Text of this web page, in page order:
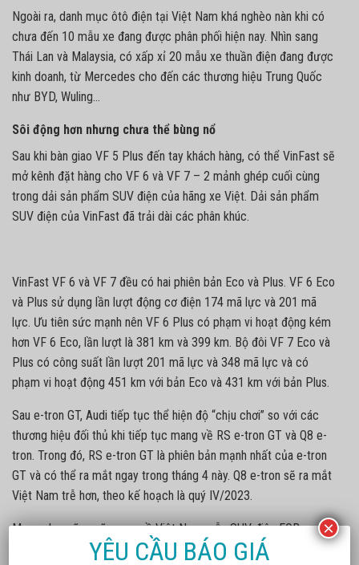
Ngoài ra, danh mục ôtô điện tại Việt Nam khá nghèo nàn khi có
chưa đến 10 mẫu xe đang được phân phối hiện nay. Nhìn sang
Thái Lan và Malaysia, có xấp xỉ 20 mẫu xe thuần điện đang được
kinh doanh, từ Mercedes cho đến các thương hiệu Trung Quốc
như BYD, Wuling…
Sôi động hơn nhưng chưa thể bùng nổ
Sau khi bàn giao VF 5 Plus đến tay khách hàng, có thể VinFast sẽ
mở kênh đặt hàng cho VF 6 và VF 7 – 2 mảnh ghép cuối cùng
trong dải sản phẩm SUV điện của hãng xe Việt. Dải sản phẩm
SUV điện của VinFast đã trải dài các phân khúc.
VinFast VF 6 và VF 7 đều có hai phiên bản Eco và Plus. VF 6 Eco
và Plus sử dụng lần lượt động cơ điện 174 mã lực và 201 mã
lực. Ưu tiên sức mạnh nên VF 6 Plus có phạm vi hoạt động kém
hơn VF 6 Eco, lần lượt là 381 km và 399 km. Bộ đôi VF 7 Eco và
Plus có công suất lần lượt 201 mã lực và 348 mã lực và có
phạm vi hoạt động 451 km với bản Eco và 431 km với bản Plus.
Sau e-tron GT, Audi tiếp tục thể hiện độ “chịu chơi” so với các
thương hiệu đối thủ khi tiếp tục mang về RS e-tron GT và Q8 e-
tron. Trong đó, RS e-tron GT là phiên bản mạnh nhất của e-tron
GT và có thể ra mắt ngay trong tháng 4 này. Q8 e-tron sẽ ra mắt
Việt Nam trễ hơn, theo kế hoạch là quý IV/2023.
Mercedes cũng sẽ mang về Việt Nam mẫu SUV điện EQB, sau
EQS. Nếu đúng kế hoạch ban đầu, EQB đã ra mắt khách hàng
YÊU CẦU BÁO GIÁ
×